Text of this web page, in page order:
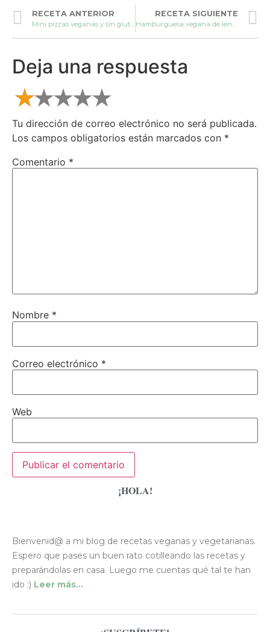
RECETA ANTERIOR
Mini pizzas veganas y sin gluten
RECETA SIGUIENTE
Hamburguesa vegana de lentejas y kale
Deja una respuesta
Tu dirección de correo electrónico no será publicada.
Los campos obligatorios están marcados con *
Comentario *
Nombre *
Correo electrónico *
Web
¡HOLA!
Bienvenid@ a mi blog de recetas veganas y vegetarianas.
Espero que pases un buen rato cotilleando las recetas y
preparándolas en casa. Luego me cuentas qué tal te han
ido :) Leer más…